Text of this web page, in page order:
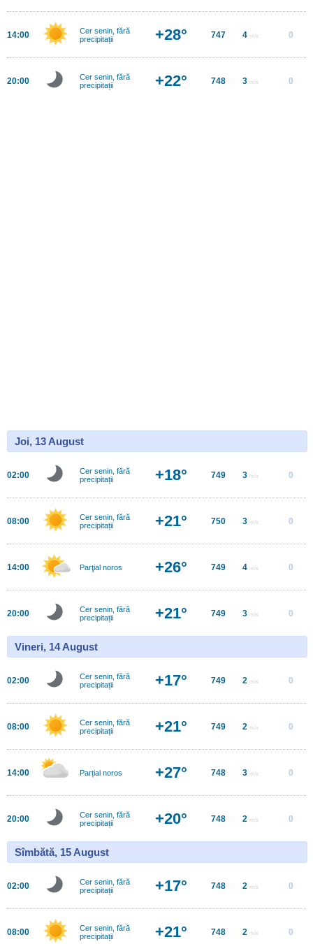
14:00
Cer senin, fără
precipitații
+28° 747 4 m/s 0
20:00
Cer senin, fără
precipitații
+22° 748 3 m/s 0
Joi, 13 August
02:00
Cer senin, fără
precipitații
+18° 749 3 m/s 0
08:00
Cer senin, fără
precipitații
+21° 750 3 m/s 0
14:00 Parţial noros +26° 749 4 m/s 0
20:00
Cer senin, fără
precipitații
+21° 749 3 m/s 0
Vineri, 14 August
02:00
Cer senin, fără
precipitații
+17° 749 2 m/s 0
08:00
Cer senin, fără
precipitații
+21° 749 2 m/s 0
14:00 Parțial noros +27° 748 3 m/s 0
20:00
Cer senin, fără
precipitații
+20° 748 2 m/s 0
Sîmbătă, 15 August
02:00
Cer senin, fără
precipitații
+17° 748 2 m/s 0
08:00
Cer senin, fără
precipitații
+21° 748 2 m/s 0